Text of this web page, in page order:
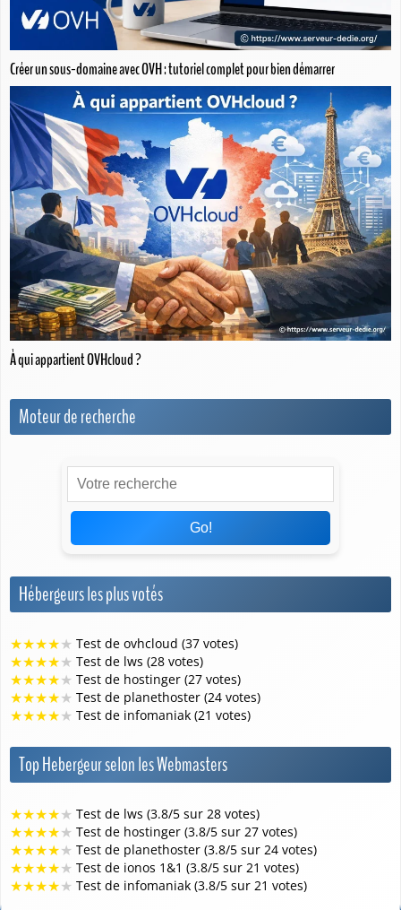
Créer un sous-domaine avec OVH : tutoriel complet pour bien démarrer
À qui appartient OVHcloud ?
Moteur de recherche
Go!
Hébergeurs les plus votés
★★★★★ Test de ovhcloud (37 votes)
★★★★★ Test de lws (28 votes)
★★★★★ Test de hostinger (27 votes)
★★★★★ Test de planethoster (24 votes)
★★★★★ Test de infomaniak (21 votes)
Top Hebergeur selon les Webmasters
★★★★★ Test de lws (3.8/5 sur 28 votes)
★★★★★ Test de hostinger (3.8/5 sur 27 votes)
★★★★★ Test de planethoster (3.8/5 sur 24 votes)
★★★★★ Test de ionos 1&1 (3.8/5 sur 21 votes)
★★★★★ Test de infomaniak (3.8/5 sur 21 votes)